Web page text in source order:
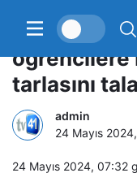
Hasadı
öğrencilere
tarlasını
admin
24 Mayıs
24 Mayıs 2024, 07:32